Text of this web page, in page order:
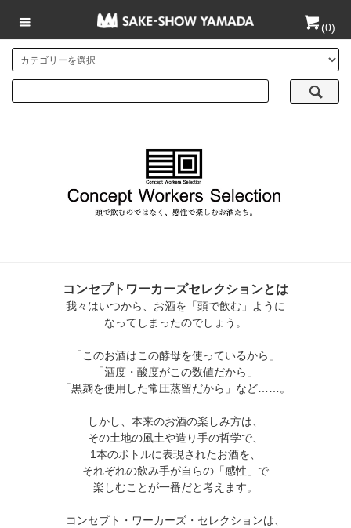
(0)
コンセプトワーカーズセレクションとは
我々はいつから、お酒を「頭で飲む」ように
なってしまったのでしょう。
「このお酒はこの酵母を使っているから」
「酒度・酸度がこの数値だから」
「黒麹を使用した常圧蒸留だから」など……。
しかし、本来のお酒の楽しみ方は、
その土地の風土や造り手の哲学で、
1本のボトルに表現されたお酒を、
それぞれの飲み手が自らの「感性」で
楽しむことが一番だと考えます。
コンセプト・ワーカーズ・セレクションは、